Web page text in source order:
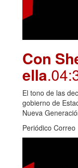
Con
ella
El tono de las
gobierno de
Nueva
Periódico Correo